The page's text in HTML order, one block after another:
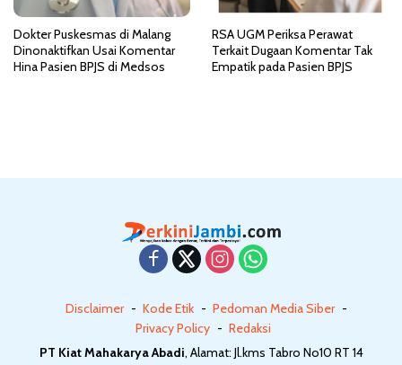
Dokter Puskesmas di Malang
Dinonaktifkan Usai Komentar
Hina Pasien BPJS di Medsos
RSA UGM Periksa Perawat
Terkait Dugaan Komentar Tak
Empatik pada Pasien BPJS
Disclaimer Kode Etik
Pedoman Media Siber
Privacy Policy
Redaksi
PT Kiat Mahakarya Abadi, Alamat: Jl.kms Tabro No10 RT 14